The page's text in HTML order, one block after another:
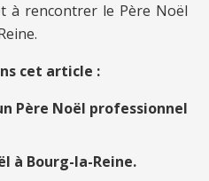
à rencontrer le Père Noël
cet article :
Père Noël professionnel
à Bourg-la-Reine.